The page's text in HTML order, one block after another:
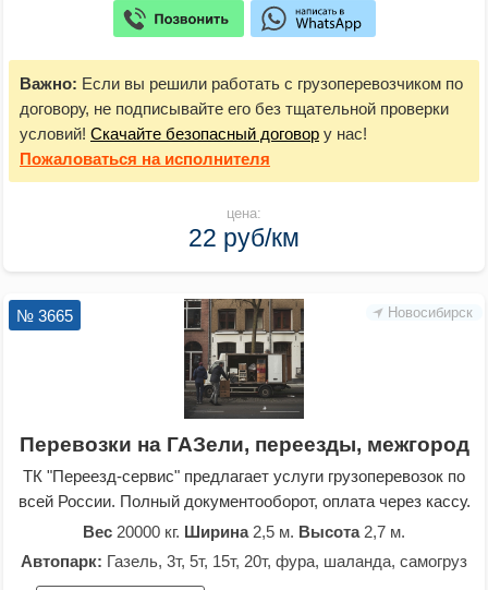
Важно: Если вы решили работать с грузоперевозчиком по
договору, не подписывайте его без тщательной проверки
условий! Скачайте безопасный договор у нас!
Пожаловаться на исполнителя
цена:
22 руб/км
Новосибирск
№ 3665
Перевозки на ГАЗели, переезды, межгород
ТК "Переезд-сервис" предлагает услуги грузоперевозок по
всей России. Полный документооборот, оплата через кассу.
Вес 20000 кг. Ширина2,5 м. Высота2,7 м.
Автопарк: Газель, 3т, 5т, 15т, 20т, фура, шаланда, самогруз